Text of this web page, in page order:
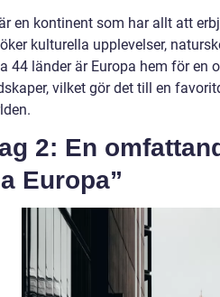
en kontinent som har allt att
kulturella upplevelser,
44 länder är Europa hem för en
vilket gör det till en
2: En
Europa”